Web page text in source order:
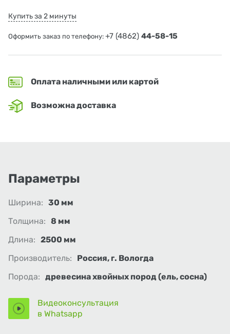
Купить за 2 минуты
Оформить заказ по телефону: +7 (4862) 44-58-15
Оплата наличными или картой
Возможна доставка
Параметры
Ширина: 30 мм
Толщина: 8 мм
Длина: 2500 мм
Производитель:
Россия, г. Вологда
Порода: древесина хвойных пород (ель, сосна)
Видеоконсультация
в Whatsapp